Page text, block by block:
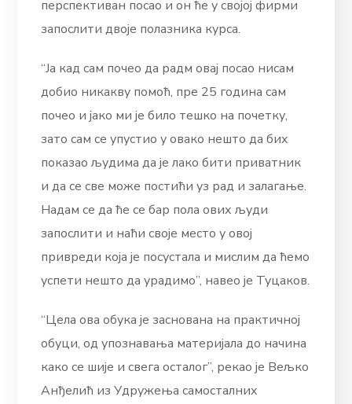
перспективан посао и он ће у својој фирми
запослити двоје полазника курса.
“Ја кад сам почео да радм овај посао нисам
добио никакву помоћ, пре 25 година сам
почео и јако ми је било тешко на почетку,
зато сам се упустио у овако нешто да бих
показао људима да је лако бити приватник
и да се све може постићи уз рад и залагање.
Надам се да ће се бар пола ових људи
запослити и наћи своје место у овој
привреди која је посустала и мислим да ћемо
успети нешто да урадимо”, навео је Туцаков.
“Цела ова обука је заснована на практичној
обуци, од упознавања материјала до начина
како се шије и свега осталог”, рекао је Вељко
Анђелић из Удружења самосталних